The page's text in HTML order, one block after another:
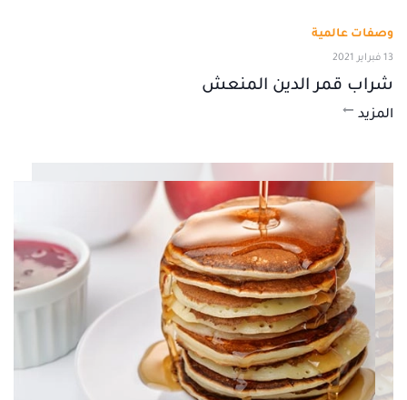
وصفات عالمية
13 فبراير 2021
شراب قمر الدين المنعش
المزيد